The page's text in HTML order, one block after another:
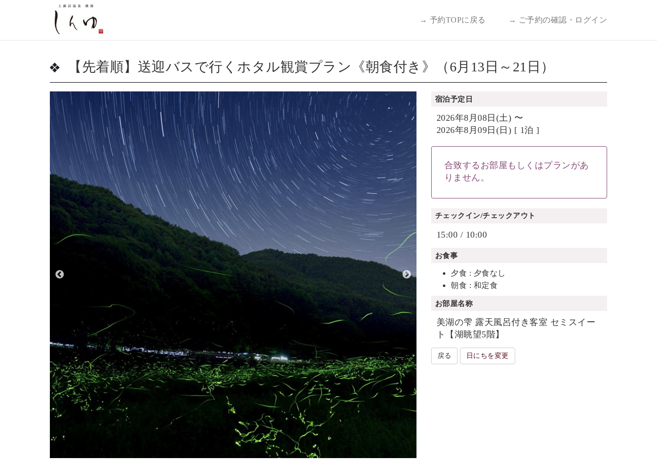
→ 予約TOPに戻る → ご予約の確認・ログイン
【先着順】送迎バスで行くホタル観賞プラン《朝食付き》（6月13日～21日）
宿泊予定日
2026年8月08日(土) 〜
2026年8月09日(日) [ 1泊 ]
合致するお部屋もしくはプランがあ
りません。
チェックイン/チェックアウト
15:00 / 10:00
お食事
夕食 : 夕食なし
朝食 : 和定食
お部屋名称
美湖の雫 露天風呂付き客室 セミスイー
ト【湖眺望5階】
戻る 日にちを変更